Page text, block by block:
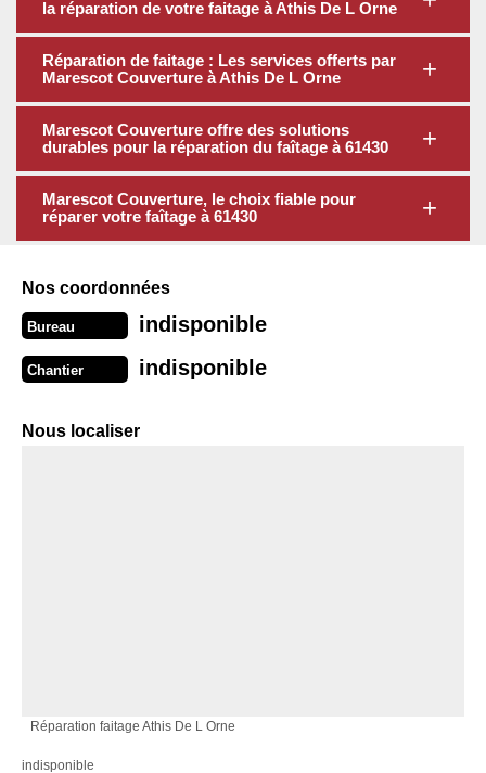
la réparation de votre faitage à Athis De L Orne
Réparation de faitage : Les services offerts par
Marescot Couverture à Athis De L Orne
Marescot Couverture offre des solutions
durables pour la réparation du faîtage à 61430
Marescot Couverture, le choix fiable pour
réparer votre faîtage à 61430
Nos coordonnées
Bureau indisponible
Chantier indisponible
Nous localiser
Réparation faitage Athis De L Orne
indisponible